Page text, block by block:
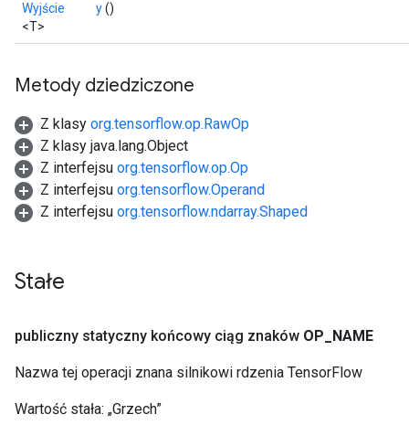
Wyjście
<T>
y()
Metody dziedziczone
Z klasy org.tensorflow.op.RawOp
Z klasy java.lang.Object
Z interfejsu org.tensorflow.op.Op
Z interfejsu org.tensorflow.Operand
Z interfejsu org.tensorflow.ndarray.Shaped
Stałe
publiczny statyczny końcowy ciąg znaków OP NAME
Nazwa tej operacji znana silnikowi rdzenia TensorFlow
Wartość stała: „Grzech”